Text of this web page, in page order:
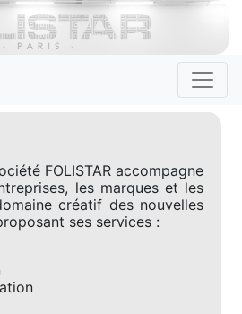
FOLISTAR accompagne
les marques et les
créatif des nouvelles
ses services :